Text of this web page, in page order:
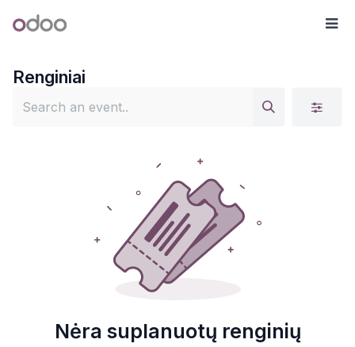
Odoo
Renginiai
Nėra suplanuotų renginių